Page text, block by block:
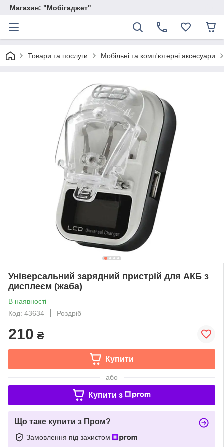
Магазин: "Мобігаджет"
Товари та послуги Мобільні та комп'ютерні аксесуари
Універсальний зарядний пристрій для АКБ з
дисплеєм (жаба)
В наявності
Код: 43634
Роздріб
210 ₴
Купити
або
Купити з
Що таке купити з Пром?
Замовлення під захистом